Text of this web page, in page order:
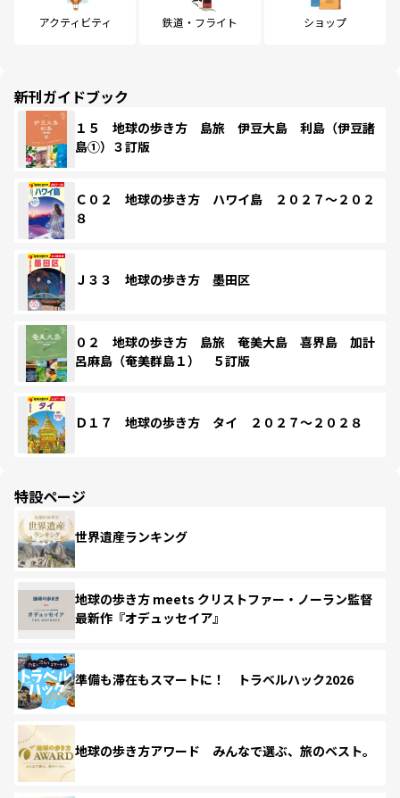
アクティビティ 鉄道・フライト ショップ
新刊ガイドブック
１５ 地球の歩き方 島旅 伊豆大島 利島（伊豆諸
島①）３訂版
Ｃ０２ 地球の歩き方 ハワイ島 ２０２７～２０２
８
Ｊ３３ 地球の歩き方 墨田区
０２ 地球の歩き方 島旅 奄美大島 喜界島 加計
呂麻島（奄美群島１） ５訂版
Ｄ１７ 地球の歩き方 タイ ２０２７～２０２８
特設ページ
世界遺産ランキング
地球の歩き方 meets クリストファー・ノーラン監督
最新作『オデュッセイア』
準備も滞在もスマートに！ トラベルハック2026
地球の歩き方アワード みんなで選ぶ、旅のベスト。